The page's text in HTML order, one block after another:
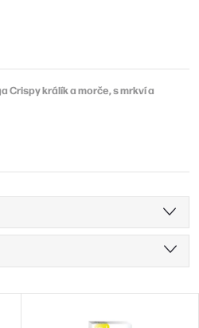
Crispy králík a morče, s mrkví a